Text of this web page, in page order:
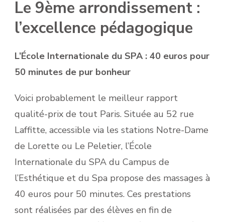
Le 9ème arrondissement :
l’excellence pédagogique
L’École Internationale du SPA : 40 euros pour
50 minutes de pur bonheur
Voici probablement le meilleur rapport
qualité-prix de tout Paris. Située au 52 rue
Laffitte, accessible via les stations Notre-Dame
de Lorette ou Le Peletier, l’École
Internationale du SPA du Campus de
l’Esthétique et du Spa propose des massages à
40 euros pour 50 minutes. Ces prestations
sont réalisées par des élèves en fin de